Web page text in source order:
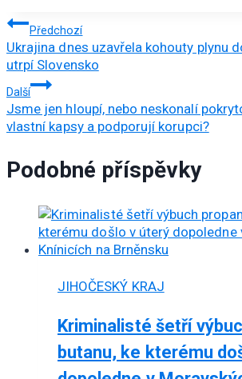
Navigace
pro
příspěvek
Předchozí
Ukrajina dnes uzavřela kohouty plynu
utrpí Slovensko
Další
Jsme jen hloupí, nebo neskonalí
vlastní kapsy a podporují korupci?
Podobné příspěvky
JIHOČESKÝ KRAJ
Kriminalisté šetří
butanu, ke kterému